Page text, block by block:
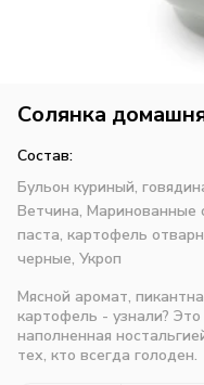
Солянка
Состав:
Бульон куриный,
Ветчина, Маринованные
паста, картофель
черные, Укроп
Мясной аромат,
картофель - узнали?
наполненная
тех, кто всегда голоден.